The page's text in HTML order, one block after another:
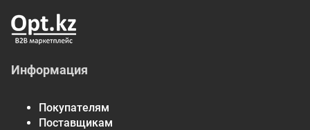
Информация
Покупателям
Поставщикам